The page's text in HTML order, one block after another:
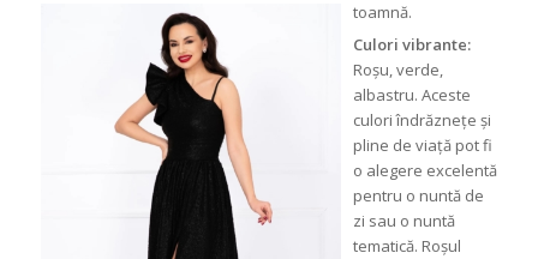
toamnă.
Culori vibrante:
Roșu, verde,
albastru. Aceste
culori îndrăznețe și
pline de viață pot fi
o alegere excelentă
pentru o nuntă de
zi sau o nuntă
tematică. Roșul